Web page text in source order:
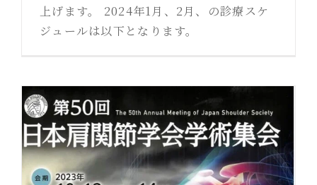
上げます。 2024年1月、2月、の診療スケ
ジュールは以下となります。